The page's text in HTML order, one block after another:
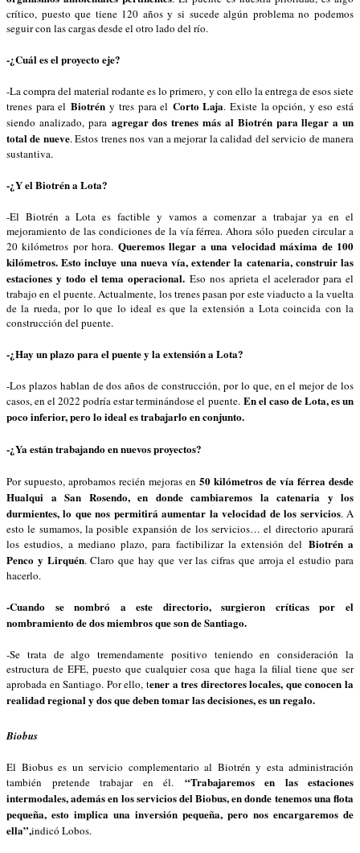
crítico, puesto que tiene 120 años y si sucede algún problema no podemos
seguir con las cargas desde el otro lado del río.
-¿Cuál es el proyecto eje?
-La compra del material rodante es lo primero, y con ello la entrega de esos siete
trenes para el Biotrén y tres para el Corto Laja. Existe la opción, y eso está
siendo analizado, para agregar dos trenes más al Biotrén para llegar a un
total de nueve. Estos trenes nos van a mejorar la calidad del servicio de manera
sustantiva.
-¿Y el Biotrén a Lota?
-El Biotrén a Lota es factible y vamos a comenzar a trabajar ya en el
mejoramiento de las condiciones de la vía férrea. Ahora sólo pueden circular a
20 kilómetros por hora. Queremos llegar a una velocidad máxima de 100
kilómetros. Esto incluye una nueva vía, extender la catenaria, construir las
estaciones y todo el tema operacional. Eso nos aprieta el acelerador para el
trabajo en el puente. Actualmente, los trenes pasan por este viaducto a la vuelta
de la rueda, por lo que lo ideal es que la extensión a Lota coincida con la
construcción del puente.
-¿Hay un plazo para el puente y la extensión a Lota?
-Los plazos hablan de dos años de construcción, por lo que, en el mejor de los
casos, en el 2022 podría estar terminándose el puente. En el caso de Lota, es un
poco inferior, pero lo ideal es trabajarlo en conjunto.
-¿Ya están trabajando en nuevos proyectos?
Por supuesto, aprobamos recién mejoras en 50 kilómetros de vía férrea desde
Hualqui a San Rosendo, en donde cambiaremos la catenaria y los
durmientes, lo que nos permitirá aumentar la velocidad de los servicios. A
esto le sumamos, la posible expansión de los servicios… el directorio apurará
los estudios, a mediano plazo, para factibilizar la extensión del Biotrén a
Penco y Lirquén. Claro que hay que ver las cifras que arroja el estudio para
hacerlo.
-Cuando se nombró a este directorio, surgieron críticas por el
nombramiento de dos miembros que son de Santiago.
-Se trata de algo tremendamente positivo teniendo en consideración la
estructura de EFE, puesto que cualquier cosa que haga la filial tiene que ser
aprobada en Santiago. Por ello, tener a tres directores locales, que conocen la
realidad regional y dos que deben tomar las decisiones, es un regalo.
Biobus
El Biobus es un servicio complementario al Biotrén y esta administración
también pretende trabajar en él.
“Trabajaremos en las estaciones
intermodales, además en los servicios del Biobus, en donde tenemos una flota
pequeña, esto implica una inversión pequeña, pero nos encargaremos de
ella”,indicó Lobos.